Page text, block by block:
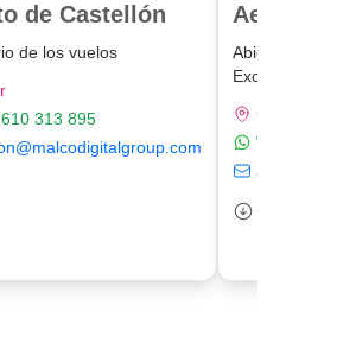
de Castellón
de los vuelos
610 313 895
Abierto 24h
Cómo